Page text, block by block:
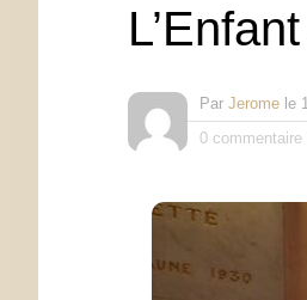
Par Jerome le
0 commentaire